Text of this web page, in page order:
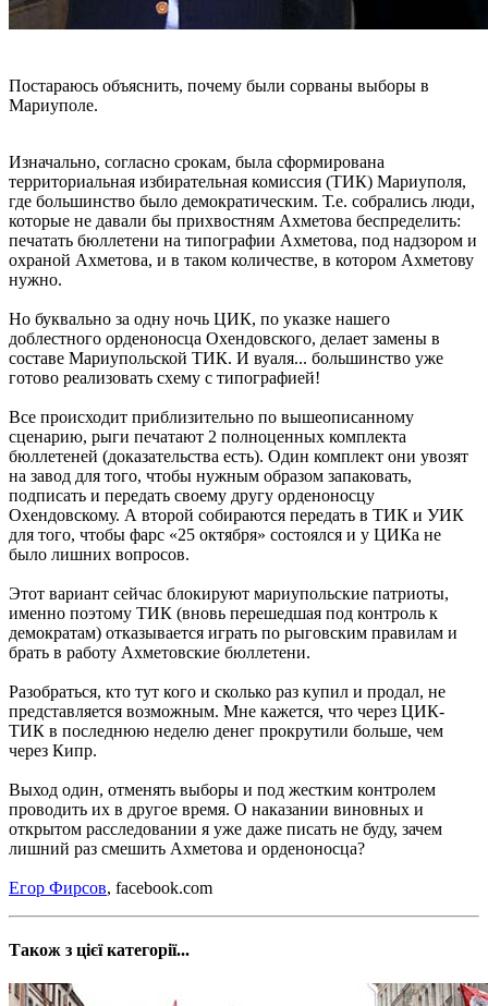
Постараюсь объяснить, почему были сорваны выборы в
Мариуполе.
Изначально, согласно срокам, была сформирована
территориальная избирательная комиссия (ТИК) Мариуполя,
где большинство было демократическим. Т.е. собрались люди,
которые не давали бы прихвостням Ахметова беспределить:
печатать бюллетени на типографии Ахметова, под надзором и
охраной Ахметова, и в таком количестве, в котором Ахметову
нужно.
Но буквально за одну ночь ЦИК, по указке нашего
доблестного орденоносца Охендовского, делает замены в
составе Мариупольской ТИК. И вуаля... большинство уже
готово реализовать схему с типографией!
Все происходит приблизительно по вышеописанному
сценарию, рыги печатают 2 полноценных комплекта
бюллетеней (доказательства есть). Один комплект они увозят
на завод для того, чтобы нужным образом запаковать,
подписать и передать своему другу орденоносцу
Охендовскому. А второй собираются передать в ТИК и УИК
для того, чтобы фарс «25 октября» состоялся и у ЦИКа не
было лишних вопросов.
Этот вариант сейчас блокируют мариупольские патриоты,
именно поэтому ТИК (вновь перешедшая под контроль к
демократам) отказывается играть по рыговским правилам и
брать в работу Ахметовские бюллетени.
Разобраться, кто тут кого и сколько раз купил и продал, не
представляется возможным. Мне кажется, что через ЦИК-
ТИК в последнюю неделю денег прокрутили больше, чем
через Кипр.
Выход один, отменять выборы и под жестким контролем
проводить их в другое время. О наказании виновных и
открытом расследовании я уже даже писать не буду, зачем
лишний раз смешить Ахметова и орденоносца?
Егор Фирсов, facebook.com
Також з цієї категорії...